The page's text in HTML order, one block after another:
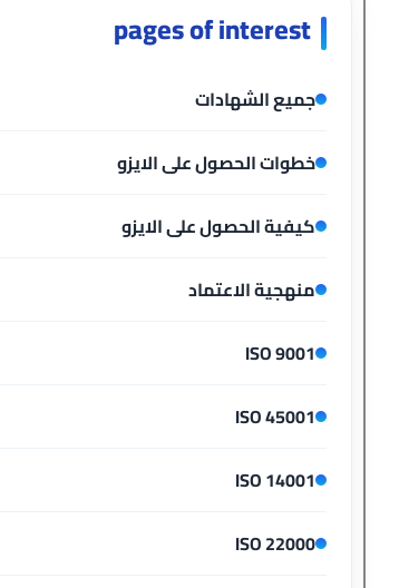
pages of interest
جميع الشهادات
خطوات الحصول على الايزو
كيفية الحصول على الايزو
منهجية الاعتماد
ISO 9001
ISO 45001
ISO 14001
ISO 22000